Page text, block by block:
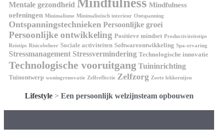
Mentale gezondheid
Mindfulness
oefeningen Minimalisme Minimalistisch interieur Ontspanning
Ontspanningstechnieken Persoonlijke groei
Persoonlijke ontwikkeling Positieve mindset Productiviteitstips
Reistips Risicobeheer Sociale activiteiten Softwareontwikkeling Spa-ervaring
Stressmanagement Stressvermindering Technologische innovatie
Technologische vooruitgang Tuininrichting
Tuinontwerp woningrenovatie Zelfreflectie Zelfzorg Zoete lekkernijen
Lifestyle> Een persoonlijk welzijnsteam opbouwen